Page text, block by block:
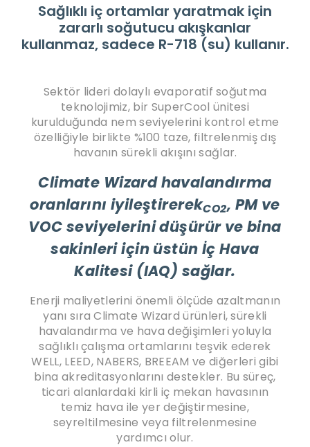
Sağlıklı iç ortamlar yaratmak için
zararlı soğutucu akışkanlar
kullanmaz, sadece R-718 (su) kullanır.
Sektör lideri dolaylı evaporatif soğutma
teknolojimiz, bir SuperCool ünitesi
kurulduğunda nem seviyelerini kontrol etme
özelliğiyle birlikte %100 taze, filtrelenmiş dış
havanın sürekli akışını sağlar.
Climate Wizard havalandırma
oranlarını iyileştirerekCO2, PM ve
VOC seviyelerini düşürür ve bina
sakinleri için üstün İç Hava
Kalitesi (IAQ) sağlar.
Enerji maliyetlerini önemli ölçüde azaltmanın
yanı sıra Climate Wizard ürünleri, sürekli
havalandırma ve hava değişimleri yoluyla
sağlıklı çalışma ortamlarını teşvik ederek
WELL, LEED, NABERS, BREEAM ve diğerleri gibi
bina akreditasyonlarını destekler. Bu süreç,
ticari alanlardaki kirli iç mekan havasının
temiz hava ile yer değiştirmesine,
seyreltilmesine veya filtrelenmesine
yardımcı olur.